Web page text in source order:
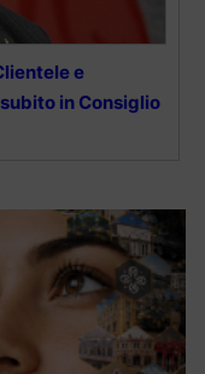
e
in Consiglio